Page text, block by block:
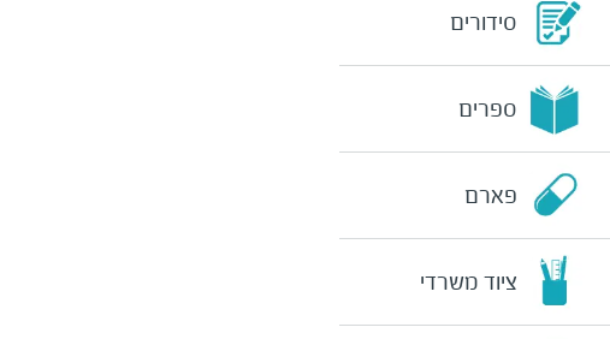
סידורים
ספרים
פארם
ציוד משרדי